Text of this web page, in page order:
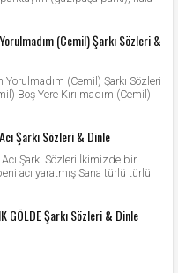
(Cemil) Şarkı Sözleri &
(Cemil) Şarkı Sözleri
Boş Yere Kırılmadım (Cemil)
Şarkı Sözleri & Dinle
Şarkı Sözleri İkimizde bir
acı yaratmış Sana türlü türlü
GÖLDE Şarkı Sözleri & Dinle